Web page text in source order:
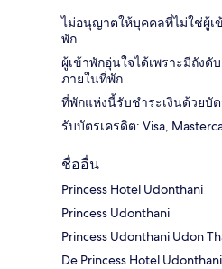
ไม่อนุญาตให้บุคคลที่ไม่ใช่ผู้เ
พัก
ผู้เข้าพักอุ่นใจได้เพราะมีถัง
ภายในที่พัก
ที่พักแห่งนี้รับชำระเงินด้วยบั
รับบัตรเครดิต: Visa,
ชื่ออื่น
Princess Hotel Udonthani
Princess Udonthani
Princess Udonthani Udon
De Princess Hotel